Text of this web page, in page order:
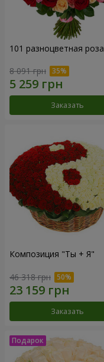
101 разноцветная роза
8 091 грн
Заказать
Композиция "Ты + Я"
46 318 грн
Заказать